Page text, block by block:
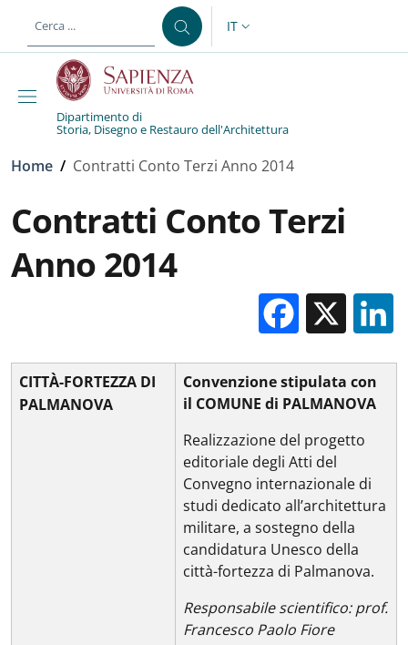
al contenuto principale
SELETTORE LINGUA:
IT
Dipartimento di
Storia, Disegno e Restauro dell'Architettura
Briciole di pane
Home / Contratti Conto Terzi Anno 2014
Contratti Conto Terzi
Anno 2014
X
CITTÀ-FORTEZZA DI
PALMANOVA
Convenzione stipulata con
il COMUNE di PALMANOVA
Realizzazione del progetto
editoriale degli Atti del
Convegno internazionale di
studi dedicato all’architettura
militare, a sostegno della
candidatura Unesco della
città-fortezza di Palmanova.
Responsabile scientifico: prof.
Francesco Paolo Fiore